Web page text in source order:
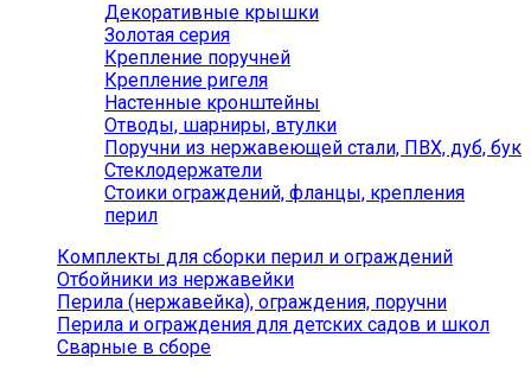
Декоративные крышки
Золотая серия
Крепление поручней
Крепление ригеля
Настенные кронштейны
Отводы, шарниры, втулки
Поручни из нержавеющей стали, ПВХ, дуб, бук
Стеклодержатели
Стоики ограждений, фланцы, крепления
перил
Комплекты для сборки перил и ограждений
Отбойники из нержавейки
Перила (нержавейка), ограждения, поручни
Перила и ограждения для детских садов и школ
Сварные в сборе